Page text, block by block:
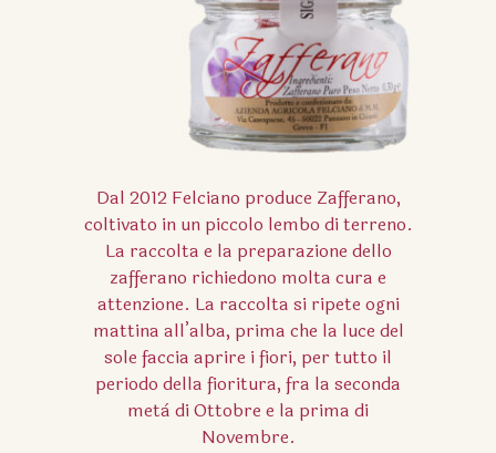
Dal 2012 Felciano produce Zafferano,
coltivato in un piccolo lembo di terreno.
La raccolta e la preparazione dello
zafferano richiedono molta cura e
attenzione. La raccolta si ripete ogni
mattina all’alba, prima che la luce del
sole faccia aprire i fiori, per tutto il
periodo della fioritura, fra la seconda
metà di Ottobre e la prima di
Novembre.